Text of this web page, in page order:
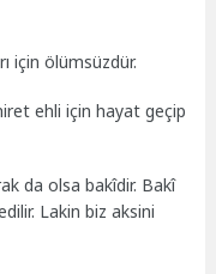
için ölümsüzdür.
ehli için hayat geçip
da olsa bakîdir. Bakî
Lakin biz aksini